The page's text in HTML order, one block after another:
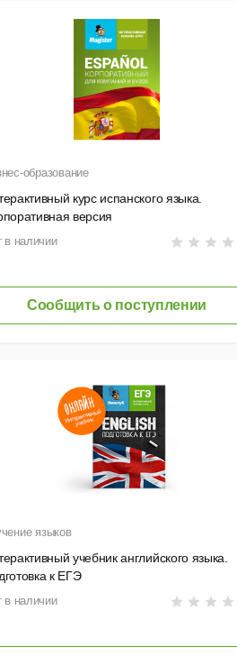
50 (возможно
на сервер продавца,
консультации
осуществляется через сеть
логин и пароль
языка. Уровень Beginner (A0)
языка. Уровень Elementary (A1)
языка. Уровень Pre_Intermediate
языка. Уровень Intermediate (B1)
языка. Уровень Intermediate
образование
курс испанского языка.
версия
в наличии
Сообщить о поступлении
языков
учебник английского языка.
к ЕГЭ
в наличии